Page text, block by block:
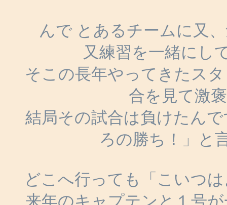
んで とあるチームに又
又練習を一緒にし
そこの長年やってきたス
合を見て激
結局その試合は負けたん
ろの勝ち！」と
どこへ行っても「こいつ
来年のキャプテンと１号